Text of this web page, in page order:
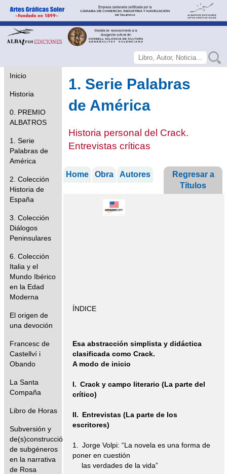
Inicio
Historia
0. PREMIO
ALBATROS
1. Serie
Palabras de
América
2. Colección
Historia de
España
3. Colección
Diálogos
Peninsulares
6. Colección
Italia y el
Mundo Ibérico
en la Edad
Moderna
El origen de
una devoción
Francesc de
Castellví i
Obando
La Santa
Compaña
Libro de Horas
Subversión y
de(s)construcción
de subgéneros
en la narrativa
de Rosa
1. Serie Palabras
de América
Historia personal del Crack.
Entrevistas críticas
Regresar a
Títulos
Home Obra Autores
ÍNDICE
Esa abstracción simplista y didáctica
clasificada como Crack.
A modo de inicio
I. Crack y campo literario (La parte del
crítico)
II. Entrevistas (La parte de los
escritores)
1. Jorge Volpi: “La novela es una forma de
poner en cuestión
las verdades de la vida”